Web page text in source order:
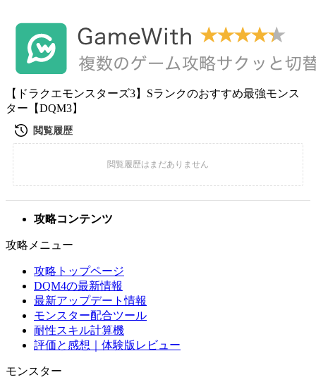
【ドラクエモンスターズ3】Sランクのおすすめ最強モンス
ター【DQM3】
攻略コンテンツ
攻略メニュー
攻略トップページ
DQM4の最新情報
最新アップデート情報
モンスター配合ツール
耐性スキル計算機
評価と感想｜体験版レビュー
モンスター